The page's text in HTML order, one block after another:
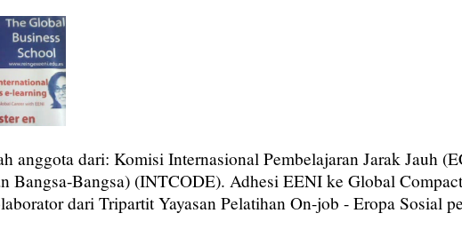
anggota dari: Komisi Internasional Pembelajaran Jarak Jauh
Bangsa-Bangsa) (INTCODE). Adhesi EENI ke Global
dari Tripartit Yayasan Pelatihan On-job - Eropa Sosial